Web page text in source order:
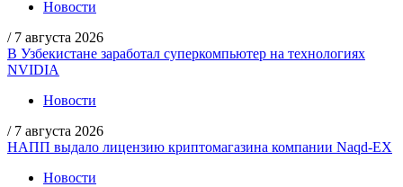
Новости
/ 7 августа 2026
В Узбекистане заработал суперкомпьютер на технологиях
NVIDIA
Новости
/ 7 августа 2026
НАПП выдало лицензию криптомагазина компании Naqd-EX
Новости